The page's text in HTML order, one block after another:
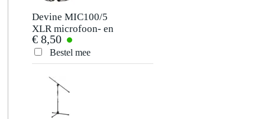
Devine MIC100/5
XLR microfoon- en
signaalkabel 5
meter
€ 8,50
Bestel mee